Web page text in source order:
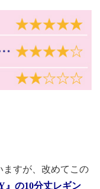
ますが、改めてこの
』の10分丈レギン